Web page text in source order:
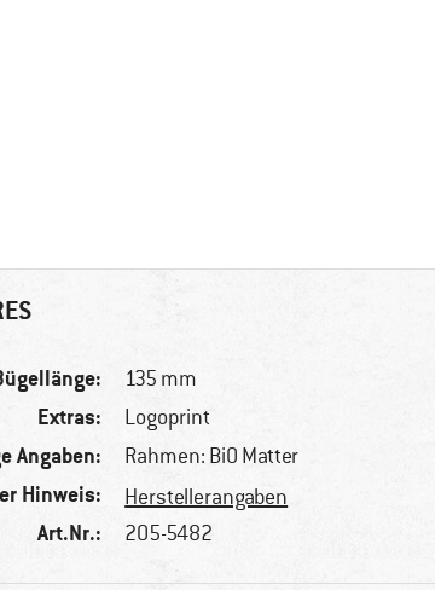
135 mm
Extras: Logoprint
Angaben: Rahmen: BiO Matter
Hinweis: Herstellerangaben
Art.Nr.: 205-5482